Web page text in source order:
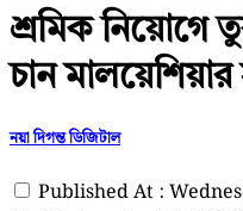
শ্রমিক নিয়োগে
চান
নয়া দিগন্ত ডিজিটাল
Published At :